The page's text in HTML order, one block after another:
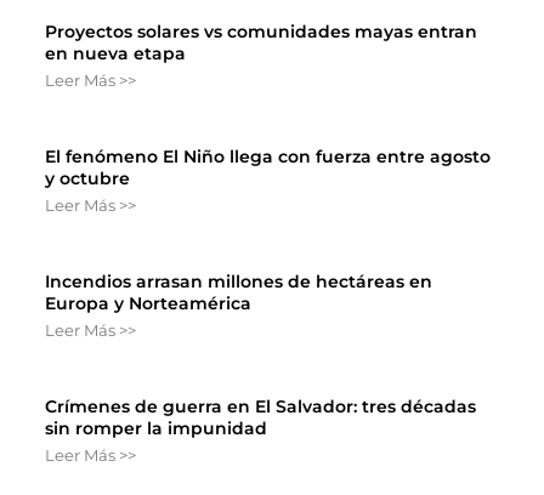
Proyectos solares vs comunidades mayas entran
en nueva etapa
Leer Más >>
El fenómeno El Niño llega con fuerza entre agosto
y octubre
Leer Más >>
Incendios arrasan millones de hectáreas en
Europa y Norteamérica
Leer Más >>
Crímenes de guerra en El Salvador: tres décadas
sin romper la impunidad
Leer Más >>